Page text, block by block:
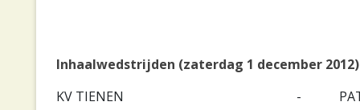
Inhaalwedstrijden (zaterdag 1 december 2012)
KV TIENEN
-